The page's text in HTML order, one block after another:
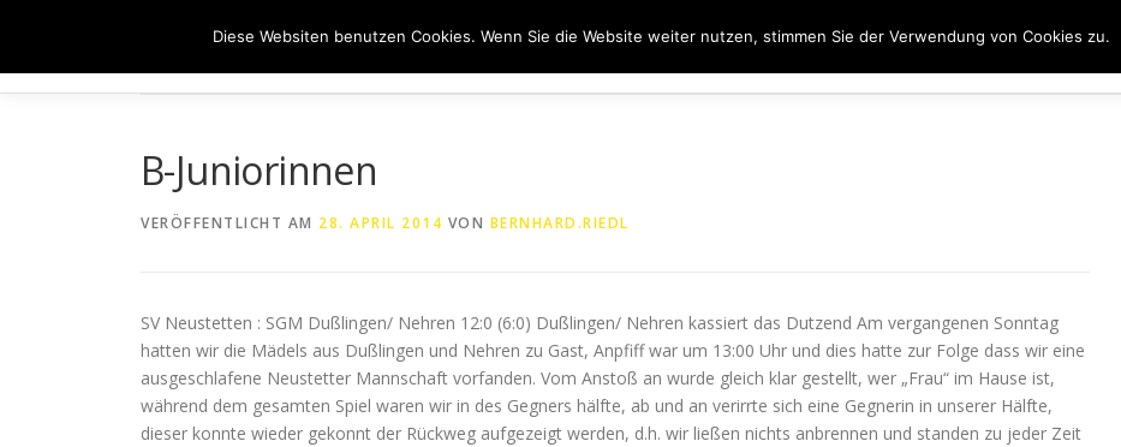
springen
HOME ÜBER UNS 50 JAHRE SVN KONTAKT NEWS SPONSORING
B-Juniorinnen
VERÖFFENTLICHT AM 28. APRIL 2014 VON BERNHARD.RIEDL
SV Neustetten : SGM Dußlingen/ Nehren 12:0 (6:0) Dußlingen/ Nehren kassiert das Dutzend Am vergangenen Sonntag
hatten wir die Mädels aus Dußlingen und Nehren zu Gast, Anpfiff war um 13:00 Uhr und dies hatte zur Folge dass wir eine
ausgeschlafene Neustetter Mannschaft vorfanden. Vom Anstoß an wurde gleich klar gestellt, wer „Frau“ im Hause ist,
während dem gesamten Spiel waren wir in des Gegners hälfte, ab und an verirrte sich eine Gegnerin in unserer Hälfte,
dieser konnte wieder gekonnt der Rückweg aufgezeigt werden, d.h. wir ließen nichts anbrennen und standen zu jeder Zeit
Diese Websiten benutzen Cookies. Wenn Sie die Website weiter nutzen, stimmen Sie der Verwendung von Cookies zu.